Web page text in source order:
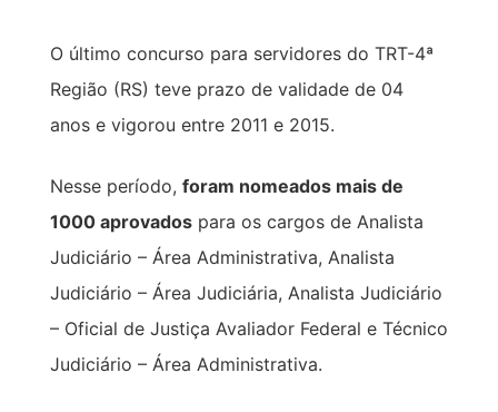
O último concurso para servidores do TRT-4ª
Região (RS) teve prazo de validade de 04
anos e vigorou entre 2011 e 2015.
Nesse período, foram nomeados mais de
1000 aprovadospara os cargos de Analista
Judiciário – Área Administrativa, Analista
Judiciário – Área Judiciária, Analista Judiciário
– Oficial de Justiça Avaliador Federal e Técnico
Judiciário – Área Administrativa.